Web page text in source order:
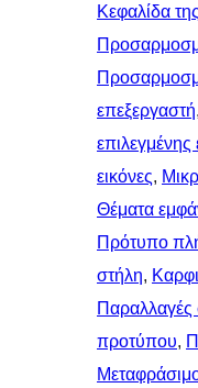
Κεφαλίδα
επεξεργαστή,
επιλεγμένης
εικόνες,
Θέματα
Πρότυπο
στήλη,
Παραλλαγές
προτύπου,